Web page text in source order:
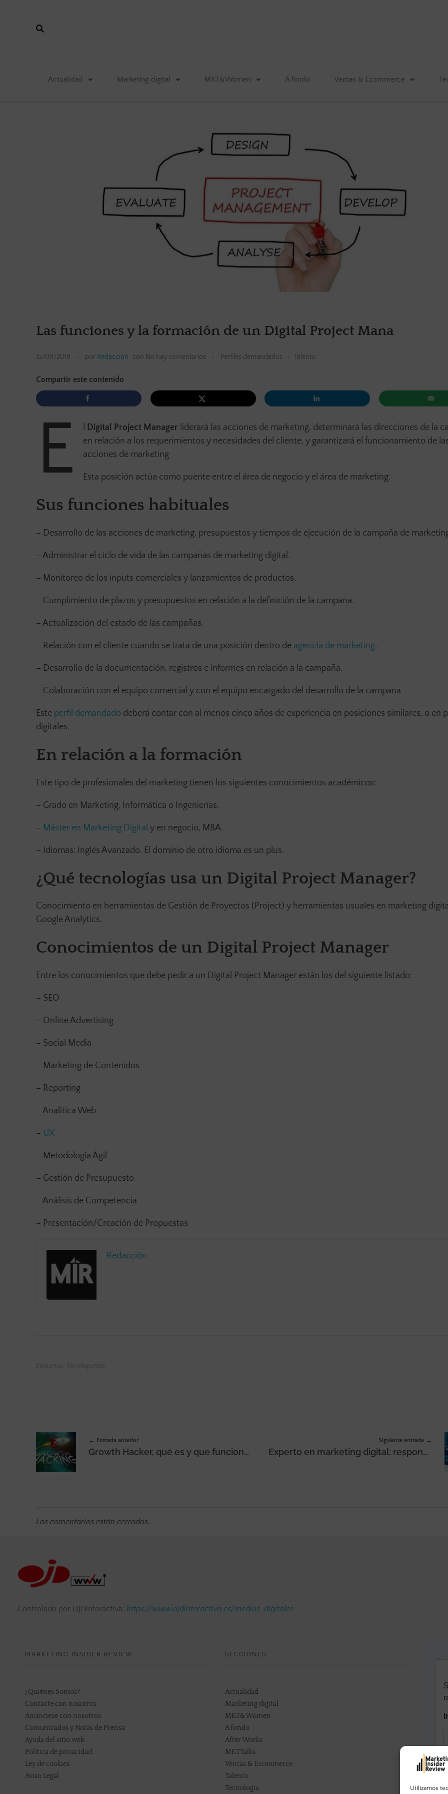
Utilizamos
Actualidad Marketing digital MKT&Women A fondo Ventas & Ecommerce
Las funciones y la formación de un Digital Project Mana
15/09/2019 por Redacción con No hay comentarios Perfiles demandados Talento
Compartir este contenido
E Digital Project Manager liderará las acciones de marketing, determinará las direcciones de la
en relación a los requerimientos y necesidades del cliente, y garantizará el funcionamiento de
acciones de marketing
Esta posición actúa como puente entre el área de negocio y el área de marketing.
Sus funciones habituales
– Desarrollo de las acciones de marketing, presupuestos y tiempos de ejecución de la campaña de
– Administrar el ciclo de vida de las campañas de marketing digital.
– Monitoreo de los inputs comerciales y lanzamientos de productos.
– Cumplimiento de plazos y presupuestos en relación a la definición de la campaña.
– Actualización del estado de las campañas.
– Relación con el cliente cuando se trata de una posición dentro de agencia de marketing.
– Desarrollo de la documentación, registros e informes en relación a la campaña.
– Colaboración con el equipo comercial y con el equipo encargado del desarrollo de la campaña
Este perfil demandado deberá contar con al menos cinco años de experiencia en posiciones similares, o en
digitales.
En relación a la formación
Este tipo de profesionales del marketing tienen los siguientes conocimientos académicos:
– Grado en Marketing, Informática o Ingenierías.
– Máster en Marketing Digital y en negocio, MBA.
– Idiomas: Inglés Avanzado. El dominio de otro idioma es un plus.
¿Qué tecnologías usa un Digital Project Manager?
Conocimiento en herramientas de Gestión de Proyectos (Project) y herramientas usuales en marketing
Google Analytics.
Conocimientos de un Digital Project Manager
Entre los conocimientos que debe pedir a un Digital Project Manager están los del siguiente listado:
– SEO
– Online Advertising
– Social Media
– Marketing de Contenidos
– Reporting
– Analítica Web
– UX
– Metodología Ágil
– Gestión de Presupuesto
– Análisis de Competencia
– Presentación/Creación de Propuestas
Redacción
Etiquetas: Sin etiquetas
Entrada anterior
Growth Hacker, qué es y que funciones tiene en la empresa
Siguiente entrada
Experto en marketing digital: responsabilidad difícil de limitar
Los comentarios están cerrados.
Controlado por OJDinteractiva: https://www.ojdinteractiva.es/medios-digitales
MARKETING INSIDER REVIEW
¿Quiénes Somos?
Contacte con nosotros
Anúnciese con nosotros
Comunicados y Notas de Prensa
Ayuda del sitio web
Política de privacidad
Ley de cookies
Aviso Legal
SECCIONES
Actualidad
Marketing digital
MKT&Women
A fondo
After Works
MKTTalks
Ventas & Ecommerce
Talento
Tecnología